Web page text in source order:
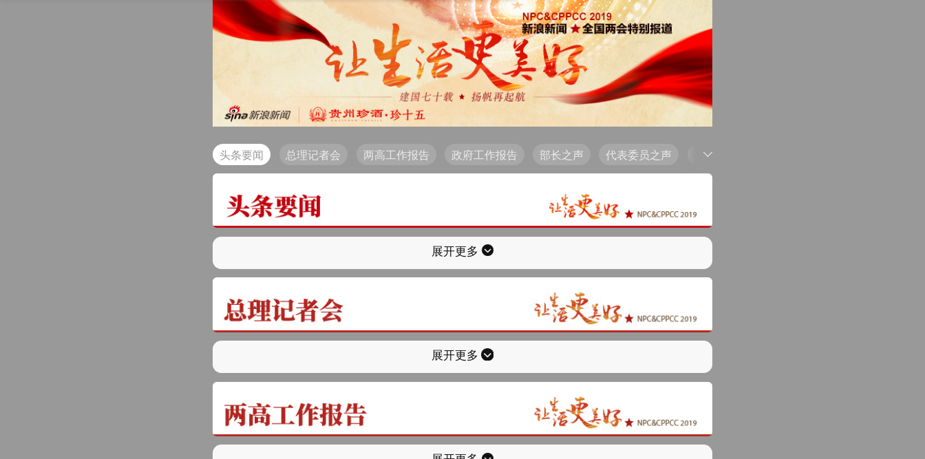
头条要闻 总理记者会 两高工作报告 政府工作报告 部长之声 代表委员之声 重要会议
展开更多
展开更多